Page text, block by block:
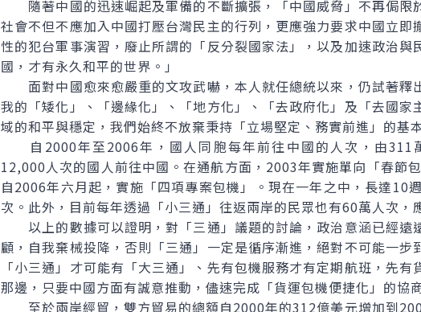
隨著中國的迅速崛起及軍備的不斷擴張，「中國威脅」不再侷限
社會不但不應加入中國打壓台灣民主的行列，更應強力要求中國立
性的犯台軍事演習，廢止所謂的「反分裂國家法」，以及加速政治
國，才有永久和平的世界。」
面對中國愈來愈嚴重的文攻武嚇，本人就任總統以來，仍試著釋
我的「矮化」、「邊緣化」、「地方化」、「去政府化」及「去國
域的和平與穩定，我們始終不放棄秉持「立場堅定、務實前進」的基
自2000年至2006年，國人同胞每年前往中國的人次，由311
12,000人次的國人前往中國。在通航方面，2003年實施單向「春節
自2006年六月起，實施「四項專案包機」。現在一年之中，長達10
次。此外，目前每年透過「小三通」往返兩岸的民眾也有60萬人次，
以上的數據可以證明，對「三通」議題的討論，政治意涵已經遠
顧，自我棄械投降，否則「三通」一定是循序漸進，絕對不可能一
「小三通」才可能有「大三通」、先有包機服務才有定期航班，先
那邊，只要中國方面有誠意推動，儘速完成「貨運包機便捷化」的協
至於兩岸經貿，雙方貿易的總額自2000年的312億美元增加到